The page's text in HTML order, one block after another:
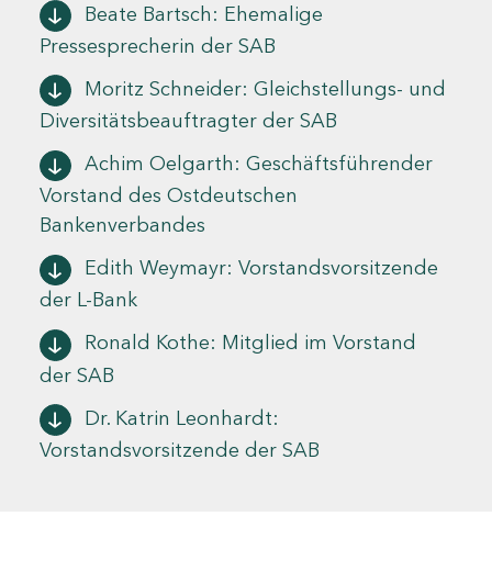
Beate Bartsch: Ehemalige
Pressesprecherin der SAB
Moritz Schneider: Gleichstellungs- und
Diversitätsbeauftragter der SAB
Achim Oelgarth: Geschäftsführender
Vorstand des Ostdeutschen
Bankenverbandes
Edith Weymayr: Vorstandsvorsitzende
der L-Bank
Ronald Kothe: Mitglied im Vorstand
der SAB
Dr. Katrin Leonhardt:
Vorstandsvorsitzende der SAB